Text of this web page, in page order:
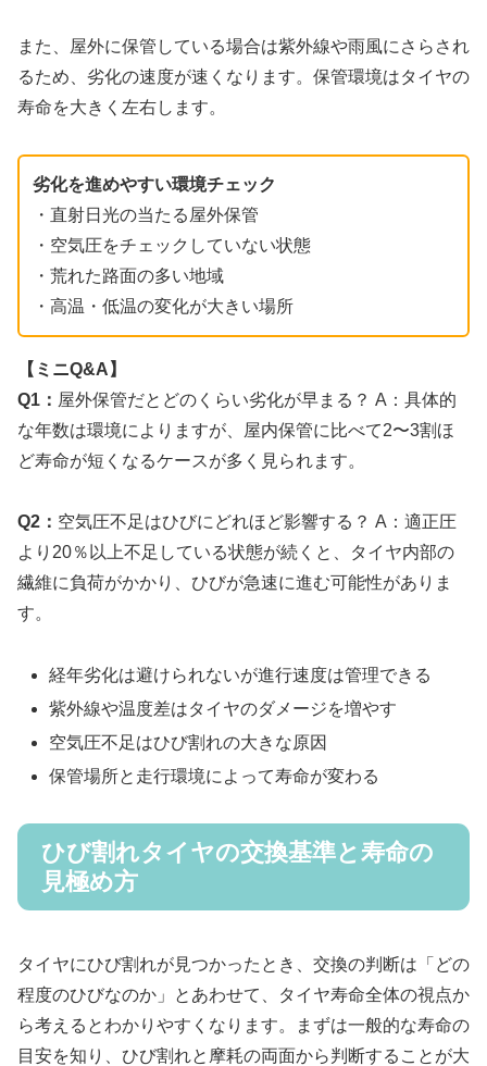
また、屋外に保管している場合は紫外線や雨風にさらされ
るため、劣化の速度が速くなります。保管環境はタイヤの
寿命を大きく左右します。
劣化を進めやすい環境チェック
・直射日光の当たる屋外保管
・空気圧をチェックしていない状態
・荒れた路面の多い地域
・高温・低温の変化が大きい場所
【ミニQ&A】
Q1： 屋外保管だとどのくらい劣化が早まる？ A：具体的
な年数は環境によりますが、屋内保管に比べて2〜3割ほ
ど寿命が短くなるケースが多く見られます。
Q2： 空気圧不足はひびにどれほど影響する？ A：適正圧
より20％以上不足している状態が続くと、タイヤ内部の
繊維に負荷がかかり、ひびが急速に進む可能性がありま
す。
経年劣化は避けられないが進行速度は管理できる
紫外線や温度差はタイヤのダメージを増やす
空気圧不足はひび割れの大きな原因
保管場所と走行環境によって寿命が変わる
ひび割れタイヤの交換基準と寿命の
見極め方
タイヤにひび割れが見つかったとき、交換の判断は「どの
程度のひびなのか」とあわせて、タイヤ寿命全体の視点か
ら考えるとわかりやすくなります。まずは一般的な寿命の
目安を知り、ひび割れと摩耗の両面から判断することが大